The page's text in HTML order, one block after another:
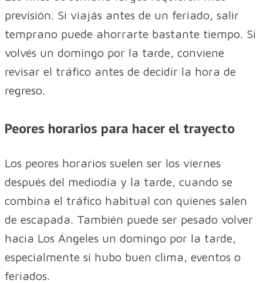
previsión. Si viajás antes de un feriado, salir
temprano puede ahorrarte bastante tiempo. Si
volvés un domingo por la tarde, conviene
revisar el tráfico antes de decidir la hora de
regreso.
Peores horarios para hacer el trayecto
Los peores horarios suelen ser los viernes
después del mediodía y la tarde, cuando se
combina el tráfico habitual con quienes salen
de escapada. También puede ser pesado volver
hacia Los Ángeles un domingo por la tarde,
especialmente si hubo buen clima, eventos o
feriados.